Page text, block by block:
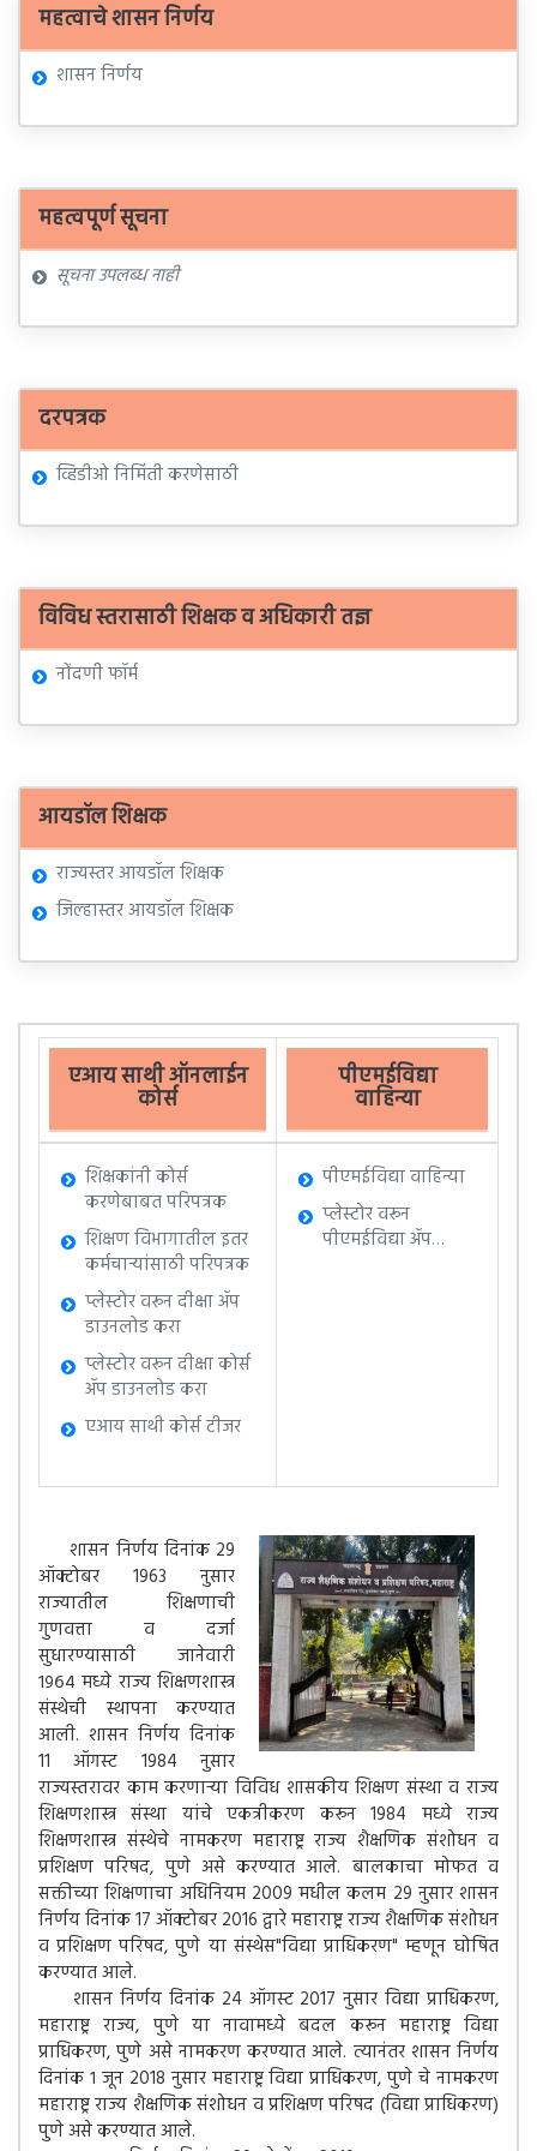
महत्वाचे शासन निर्णय
शासन निर्णय
महत्वपूर्ण सूचना
सूचना उपलब्ध नाही
दरपत्रक
व्हिडीओ निर्मिती करणेसाठी
विविध स्तरासाठी शिक्षक व अधिकारी तज्ञ
नोंदणी फॉर्म
आयडॉल शिक्षक
राज्यस्तर आयडॉल शिक्षक
जिल्हास्तर आयडॉल शिक्षक
एआय साथी ऑनलाईन
कोर्स
पीएमईविद्या
वाहिन्या
शिक्षकांनी कोर्स
करणेबाबत परिपत्रक
शिक्षण विभागातील इतर
कर्मचाऱ्यांसाठी परिपत्रक
प्लेस्टोर वरून दीक्षा ॲप
डाउनलोड करा
प्लेस्टोर वरून दीक्षा कोर्स
ॲप डाउनलोड करा
एआय साथी कोर्स टीजर
पीएमईविद्या वाहिन्या
प्लेस्टोर वरून
पीएमईविद्या ॲप
शासन निर्णय दिनांक 29
ऑक्टोबर 1963 नुसार
राज्यातील शिक्षणाची
गुणवत्ता व दर्जा
सुधारण्यासाठी जानेवारी
१९६४ मध्ये राज्य शिक्षणशास्त्र
संस्थेची स्थापना करण्यात
आली. शासन निर्णय दिनांक
11 ऑगस्ट 1984 नुसार
राज्यस्तरावर काम करणाऱ्या विविध शासकीय शिक्षण संस्था व राज्य
शिक्षणशास्त्र संस्था यांचे एकत्रीकरण करून 1984 मध्ये राज्य
शिक्षणशास्त्र संस्थेचे नामकरण महाराष्ट्र राज्य शैक्षणिक संशोधन व
प्रशिक्षण परिषद, पुणे असे करण्यात आले. बालकाचा मोफत व
सक्तीच्या शिक्षणाचा अधिनियम 2009 मधील कलम 29 नुसार शासन
निर्णय दिनांक 17 ऑक्टोबर 2016 द्वारे महाराष्ट्र राज्य शैक्षणिक संशोधन
व प्रशिक्षण परिषद, पुणे या संस्थेस"विद्या प्राधिकरण" म्हणून घोषित
करण्यात आले.
शासन निर्णय दिनांक 24 ऑगस्ट 2017 नुसार विद्या प्राधिकरण,
महाराष्ट्र राज्य, पुणे या नावामध्ये बदल करून महाराष्ट्र विद्या
प्राधिकरण, पुणे असे नामकरण करण्यात आले. त्यानंतर शासन निर्णय
दिनांक १ जून 2018 नुसार महाराष्ट्र विद्या प्राधिकरण, पुणे चे नामकरण
महाराष्ट्र राज्य शैक्षणिक संशोधन व प्रशिक्षण परिषद (विद्या प्राधिकरण)
पुणे असे करण्यात आले.